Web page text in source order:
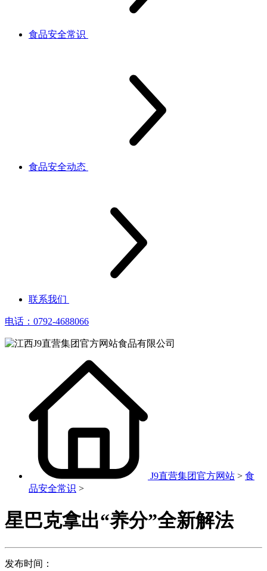
食品安全常识
食品安全动态
联系我们
电话：0792-4688066
J9直营集团官方网站 > 食
品安全常识 >
星巴克拿出“养分”全新解法
发布时间：